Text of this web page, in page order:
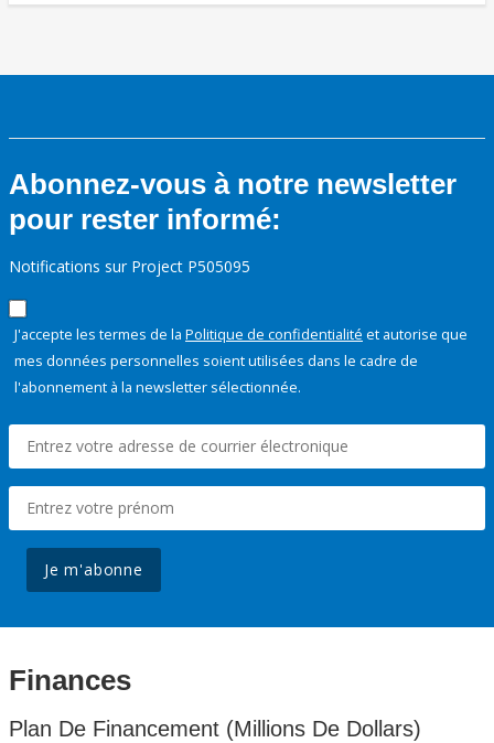
Abonnez-vous à notre newsletter
pour rester informé:
Notifications sur Project P505095
J'accepte les termes de la Politique de confidentialité et autorise que
mes données personnelles soient utilisées dans le cadre de
l'abonnement à la newsletter sélectionnée.
Je m'abonne
Finances
Plan De Financement (Millions De Dollars)